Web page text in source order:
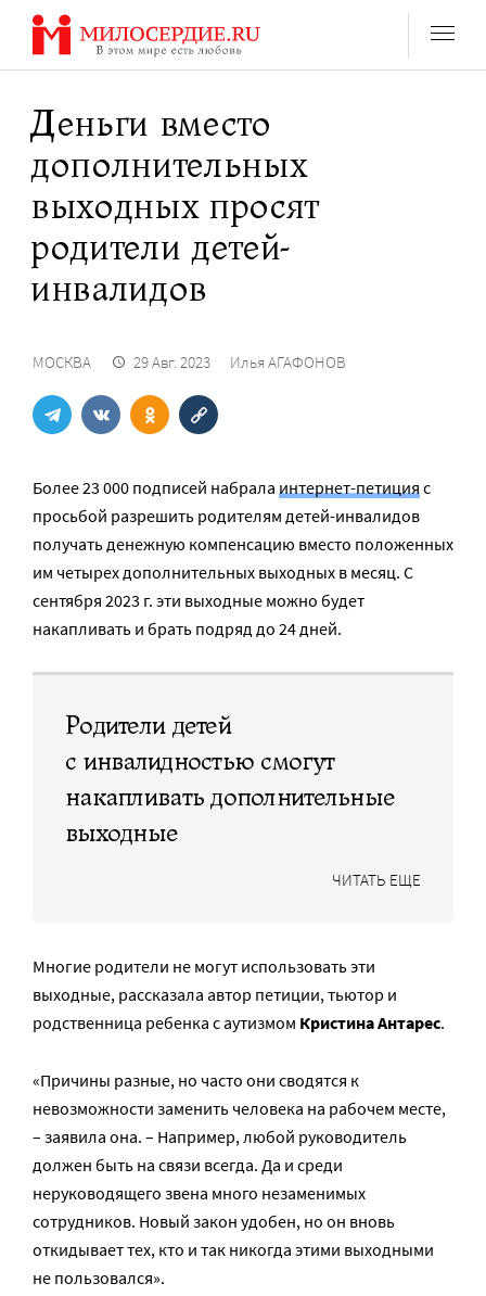
Перейти
содержанию
Деньги вместо
дополнительных
выходных просят
родители детей-
инвалидов
МОСКВА 29 Авг. 2023 Илья АГАФОНОВ
Более 23 000 подписей набрала интернет-петицияс
просьбой разрешить родителям детей-инвалидов
получать денежную компенсацию вместо положенных
им четырех дополнительных выходных в месяц. С
сентября 2023 г. эти выходные можно будет
накапливать и брать подряд до 24 дней.
Родители детей
с инвалидностью смогут
накапливать дополнительные
выходные
ЧИТАТЬ ЕЩЕ
Многие родители не могут использовать эти
выходные, рассказала автор петиции, тьютор и
родственница ребенка с аутизмом Кристина Антарес.
«Причины разные, но часто они сводятся к
невозможности заменить человека на рабочем месте,
– заявила она. – Например, любой руководитель
должен быть на связи всегда. Да и среди
неруководящего звена много незаменимых
сотрудников. Новый закон удобен, но он вновь
откидывает тех, кто и так никогда этими выходными
не пользовался».